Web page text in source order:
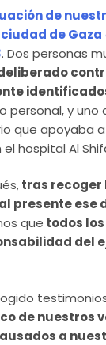
de
de Gaza
. Dos personas
personal, y uno
que apoyaba
hospital Al
tras recoger
presente ese
que todos
del
de nuestros
a